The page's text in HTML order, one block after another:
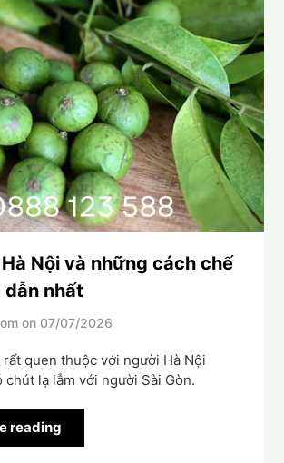
Nội và những cách chế
dẫn nhất
on 07/07/2026
rất quen thuộc với người Hà Nội
chút lạ lẫm với người Sài Gòn.
reading